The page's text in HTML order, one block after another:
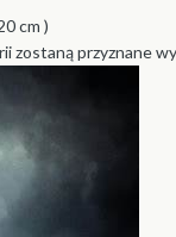
cm )
zostaną przyznane